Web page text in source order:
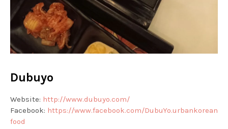
Dubuyo
Website: http://www.dubuyo.com/
Facebook: https://www.facebook.com/DubuYo.urbankorean
food